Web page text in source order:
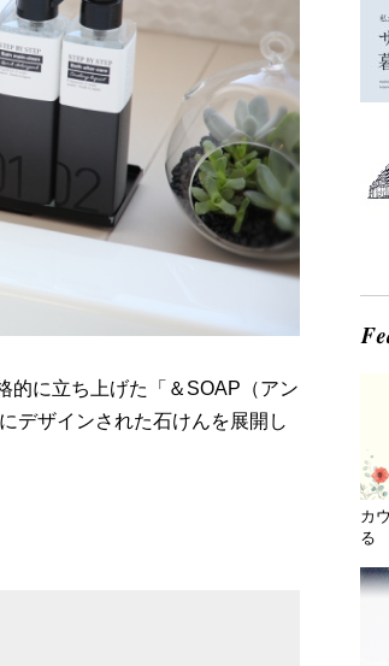
的に立ち上げた「＆SOAP（アン
デザインされた石けんを展開し
カ
る